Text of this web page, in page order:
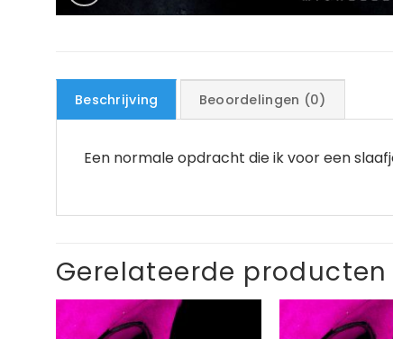
Beschrijving Beoordelingen (0)
Een normale opdracht die ik voor een
Gerelateerde producten